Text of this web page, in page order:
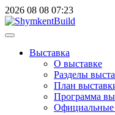
2026 08 08 07:23
Выставка
О выставке
Разделы
План
Программа
Официальные